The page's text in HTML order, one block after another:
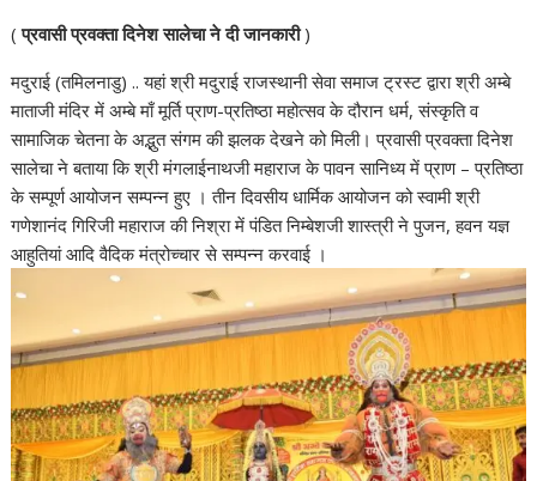
p
k
n
m
(प्रवासी प्रवक्ता दिनेश सालेचा ने दी जानकारी)
मदुराई (तमिलनाडु) .. यहां श्री मदुराई राजस्थानी सेवा समाज ट्रस्ट द्वारा श्री अम्बे
माताजी मंदिर में अम्बे माँ मूर्ति प्राण-प्रतिष्ठा महोत्सव के दौरान धर्म, संस्कृति व
सामाजिक चेतना के अद्भुत संगम की झलक देखने को मिली। प्रवासी प्रवक्ता दिनेश
सालेचा ने बताया कि श्री मंगलाईनाथजी महाराज के पावन सानिध्य में प्राण – प्रतिष्ठा
के सम्पूर्ण आयोजन सम्पन्न हुए । तीन दिवसीय धार्मिक आयोजन को स्वामी श्री
गणेशानंद गिरिजी महाराज की निश्रा में पंडित निम्बेशजी शास्त्री ने पुजन, हवन यज्ञ
आहुतियां आदि वैदिक मंत्रोच्चार से सम्पन्न करवाई ।